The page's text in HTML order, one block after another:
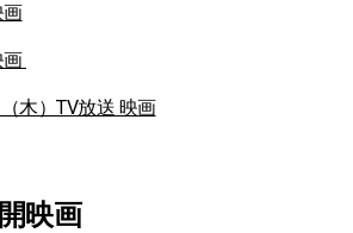
画
木）TV放送 映画
映画